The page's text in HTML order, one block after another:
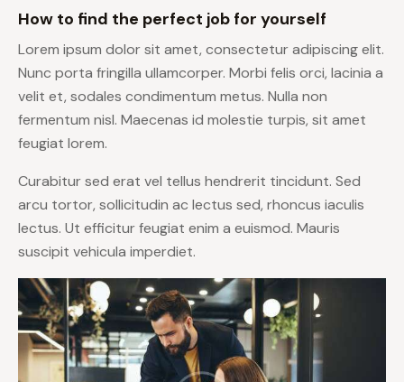
How to find the perfect job for yourself
Lorem ipsum dolor sit amet, consectetur adipiscing elit.
Nunc porta fringilla ullamcorper. Morbi felis orci, lacinia a
velit et, sodales condimentum metus. Nulla non
fermentum nisl. Maecenas id molestie turpis, sit amet
feugiat lorem.
Curabitur sed erat vel tellus hendrerit tincidunt. Sed
arcu tortor, sollicitudin ac lectus sed, rhoncus iaculis
lectus. Ut efficitur feugiat enim a euismod. Mauris
suscipit vehicula imperdiet.